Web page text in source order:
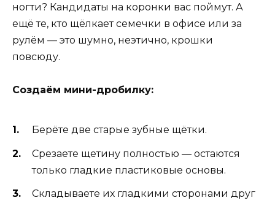
ногти? Кандидаты на коронки вас поймут. А
ещё те, кто щёлкает семечки в офисе или за
рулём — это шумно, неэтично, крошки
повсюду.
Создаём мини-дробилку:
Берёте две старые зубные щётки.
Срезаете щетину полностью — остаются
только гладкие пластиковые основы.
Складываете их гладкими сторонами друг